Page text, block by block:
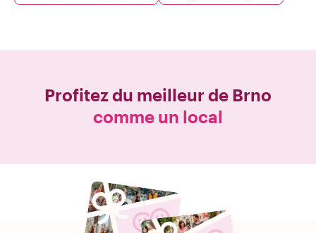
Profitez du meilleur de Brno
comme un local